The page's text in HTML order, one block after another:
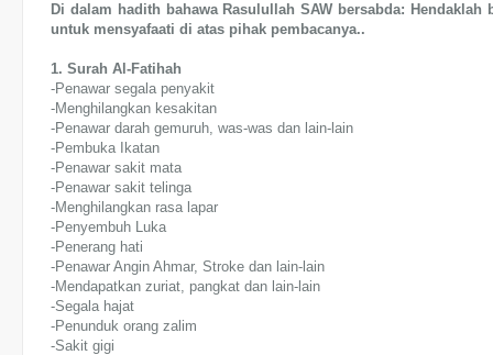
Di dalam hadith bahawa Rasulullah SAW bersabda:
untuk mensyafaati di atas pihak pembacanya..
1. Surah Al-Fatihah
-Penawar segala penyakit
-Menghilangkan kesakitan
-Penawar darah gemuruh, was-was dan lain-lain
-Pembuka Ikatan
-Penawar sakit mata
-Penawar sakit telinga
-Menghilangkan rasa lapar
-Penyembuh Luka
-Penerang hati
-Penawar Angin Ahmar, Stroke dan lain-lain
-Mendapatkan zuriat, pangkat dan lain-lain
-Segala hajat
-Penunduk orang zalim
-Sakit gigi